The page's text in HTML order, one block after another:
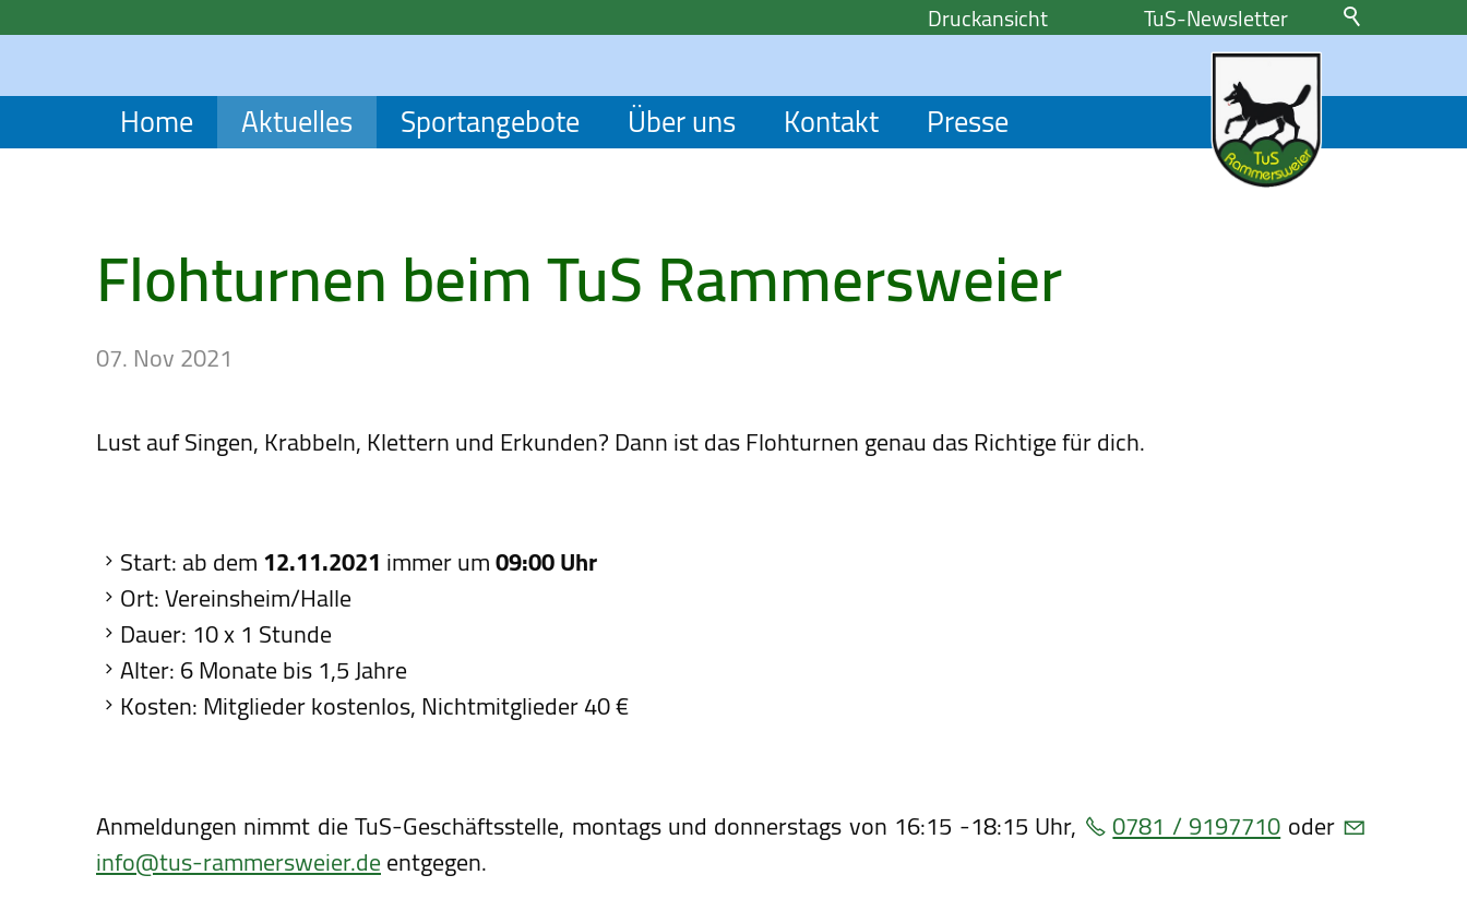
TuS-Newsletter
Druckansicht
Home Aktuelles Sportangebote Über uns Kontakt Presse
Flohturnen beim TuS Rammersweier
07. Nov 2021
Lust auf Singen, Krabbeln, Klettern und Erkunden? Dann ist das Flohturnen genau das Richtige für dich.
Start: ab dem12.11.2021immer um09:00 Uhr
Ort: Vereinsheim/Halle
Dauer: 10 x 1 Stunde
Alter: 6 Monate bis 1,5 Jahre
Kosten: Mitglieder kostenlos, Nichtmitglieder 40 €
Anmeldungen nimmt die TuS-Geschäftsstelle, montags und donnerstags von 16:15 -18:15 Uhr, 0781 / 9197710oder
info@tus-rammersweier.deentgegen.